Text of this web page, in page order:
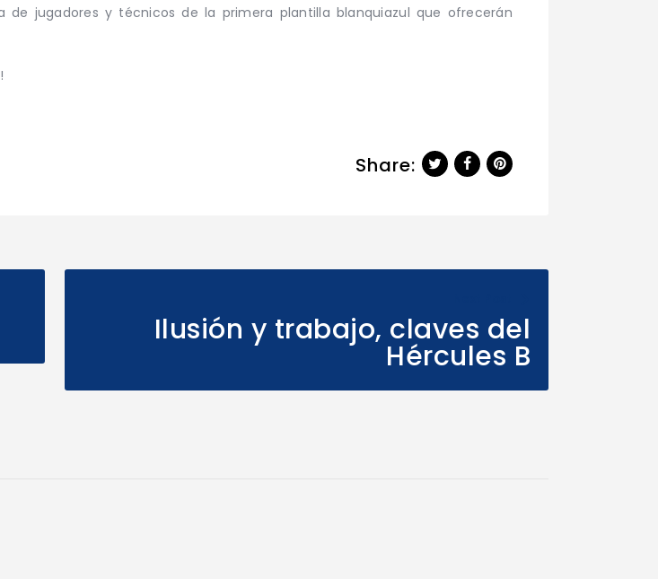
jugadores y técnicos de la primera plantilla blanquiazul que ofrecerán
Share:
Ilusión y trabajo, claves del
Hércules B